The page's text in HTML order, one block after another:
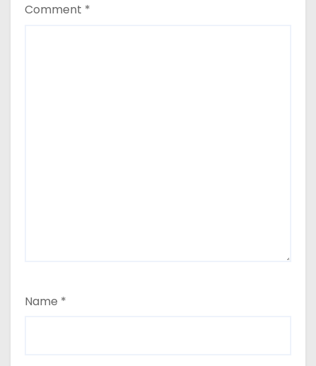
Comment *
Name *